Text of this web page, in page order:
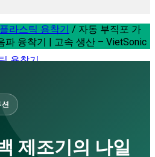
용착기
추출 장비
기
라스틱 용착기 / 자동 부직포 가
파 융착기 | 고속 생산 – VietSonic
제조기의 나일